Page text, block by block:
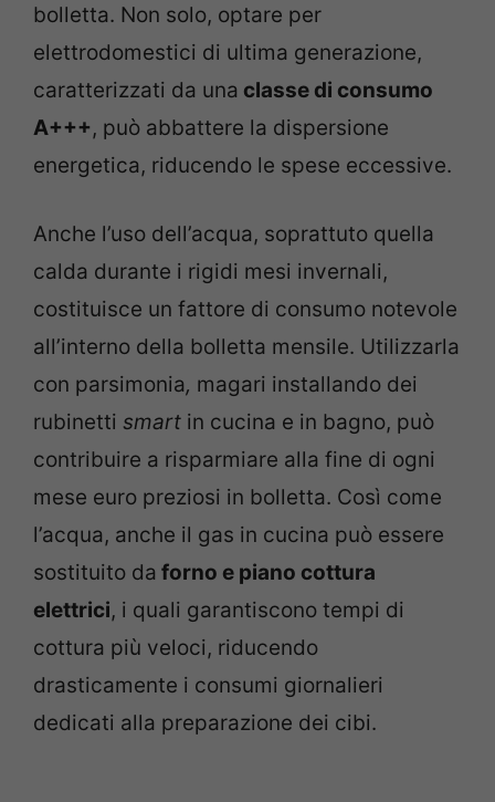
bolletta. Non solo, optare per
elettrodomestici di ultima generazione,
caratterizzati da una classe di consumo
A+++, può abbattere la dispersione
energetica, riducendo le spese eccessive.
Anche l’uso dell’acqua, soprattuto quella
calda durante i rigidi mesi invernali,
costituisce un fattore di consumo notevole
all’interno della bolletta mensile. Utilizzarla
con parsimonia, magari installando dei
rubinetti smart in cucina e in bagno, può
contribuire a risparmiare alla fine di ogni
mese euro preziosi in bolletta. Così come
l’acqua, anche il gas in cucina può essere
sostituito da forno e piano cottura
elettrici, i quali garantiscono tempi di
cottura più veloci, riducendo
drasticamente i consumi giornalieri
dedicati alla preparazione dei cibi.